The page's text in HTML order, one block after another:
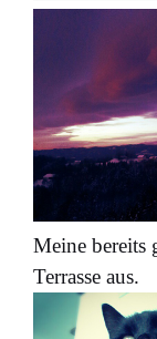
Meine bereits
Terrasse aus.